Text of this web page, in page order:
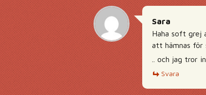
Sara
Haha soft grej
att hämnas för
.. och jag tror
Svara